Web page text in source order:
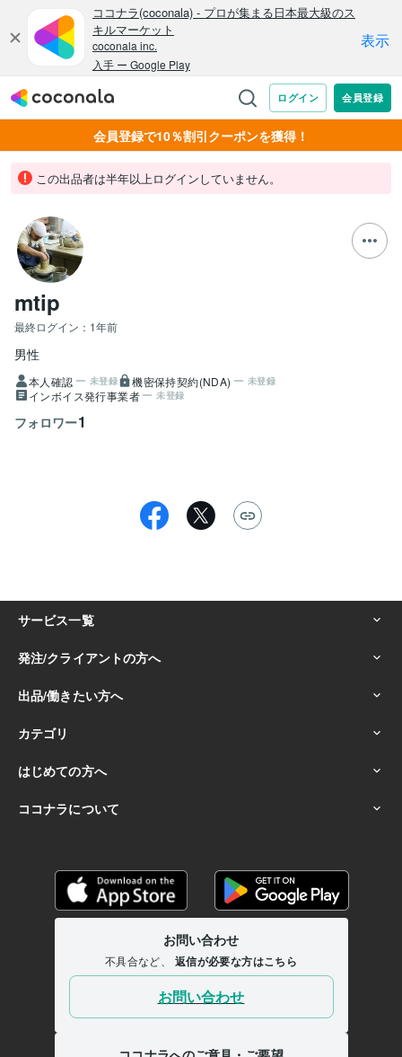
会員登録で10％割引クーポンを獲得！
この出品者は半年以上ログインしていません。
mtip
最終ログイン： 1年前
男性
本人確認 未登録 機密保持契約(NDA) 未登録
インボイス発行事業者 未登録
フォロワー1